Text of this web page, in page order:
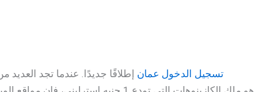
tusk casino تسجيل الدخول عمان إطلاقًا جديدًا. عندما تجد العديد